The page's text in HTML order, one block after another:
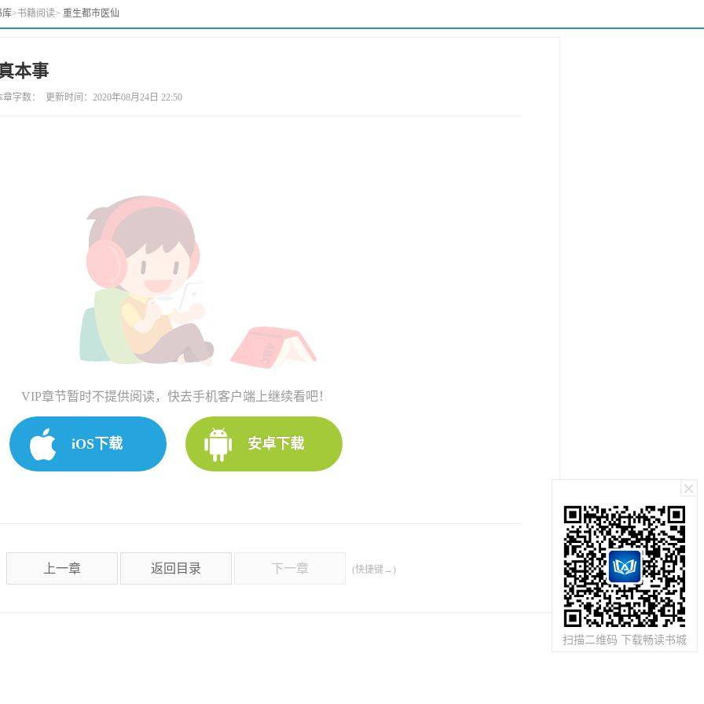
库>书籍阅读> 重生都市医仙
本事
字数： 更新时间：2020年08月24日 22:50
VIP章节暂时不提供阅读，快去手机客户端上继续看吧！
iOS下载 安卓下载
上一章 返回目录 下一章 (快捷键→)
扫描二维码 下载畅读书城